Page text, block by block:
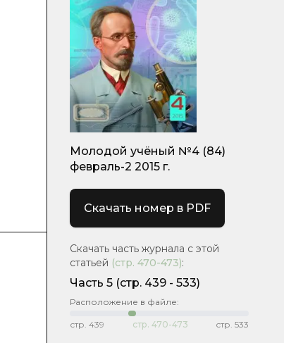
Молодой учёный №4 (84)
февраль-2 2015 г.
Скачать номер в PDF
Скачать часть журнала с этой
статьей (стр. 470-473):
Часть 5 (cтр. 439 - 533)
Расположение в файле:
стр. 439 стр. 470-473 стр. 533